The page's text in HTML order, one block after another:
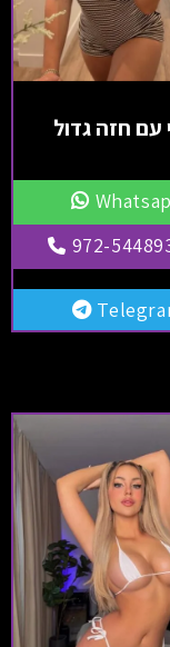
עם חזה גדול
972-